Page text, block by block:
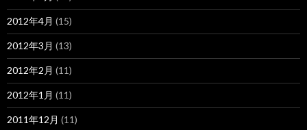
2012年4月 (15)
2012年3月 (13)
2012年2月 (11)
2012年1月 (11)
2011年12月 (11)